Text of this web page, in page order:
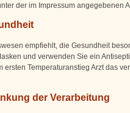
der im Impressum angegebenen
empfiehlt, die Gesundheit
und verwenden Sie ein
ersten Temperaturanstieg Arzt das
der Verarbeitung